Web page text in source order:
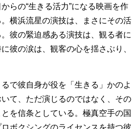
らの“生きる活力”になる映画を作
横浜流星の演技は、まさにその活
彼の緊迫感ある演技は、観る者に
彼の涙は、観客の心を揺さぶり、
で彼自身が役を「生きる」かのよ
て、ただ演じるのではなく、その
を信条としている。極真空手の国
ボクシングのライセンスを持つ彼